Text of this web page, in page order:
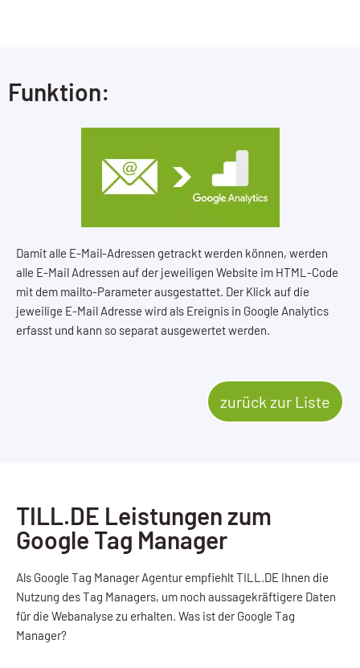
Funktion:
Damit alle E-Mail-Adressen getrackt werden können, werden
alle E-Mail Adressen auf der jeweiligen Website im HTML-Code
mit dem mailto-Parameter ausgestattet. Der Klick auf die
jeweilige E-Mail Adresse wird als Ereignis in Google Analytics
erfasst und kann so separat ausgewertet werden.
zurück zur Liste
TILL.DE Leistungen zum
Google Tag Manager
Als Google Tag Manager Agentur empfiehlt TILL.DE Ihnen die
Nutzung des Tag Managers, um noch aussagekräftigere Daten
für die Webanalyse zu erhalten. Was ist der Google Tag
Manager?